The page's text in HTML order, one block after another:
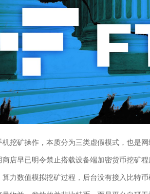
挖矿操作，本质分为三类虚假模式，也是
店早已明令禁止搭载设备端加密货币挖矿
力数值模拟挖矿过程，后台没有接入比特